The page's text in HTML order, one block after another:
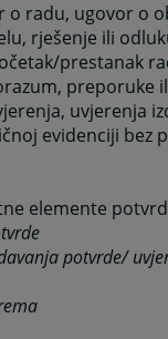
o radu, ugovor o
rješenje ili
prestanak
preporuke
uvjerenja
evidenciji bez
elemente
potvrde/